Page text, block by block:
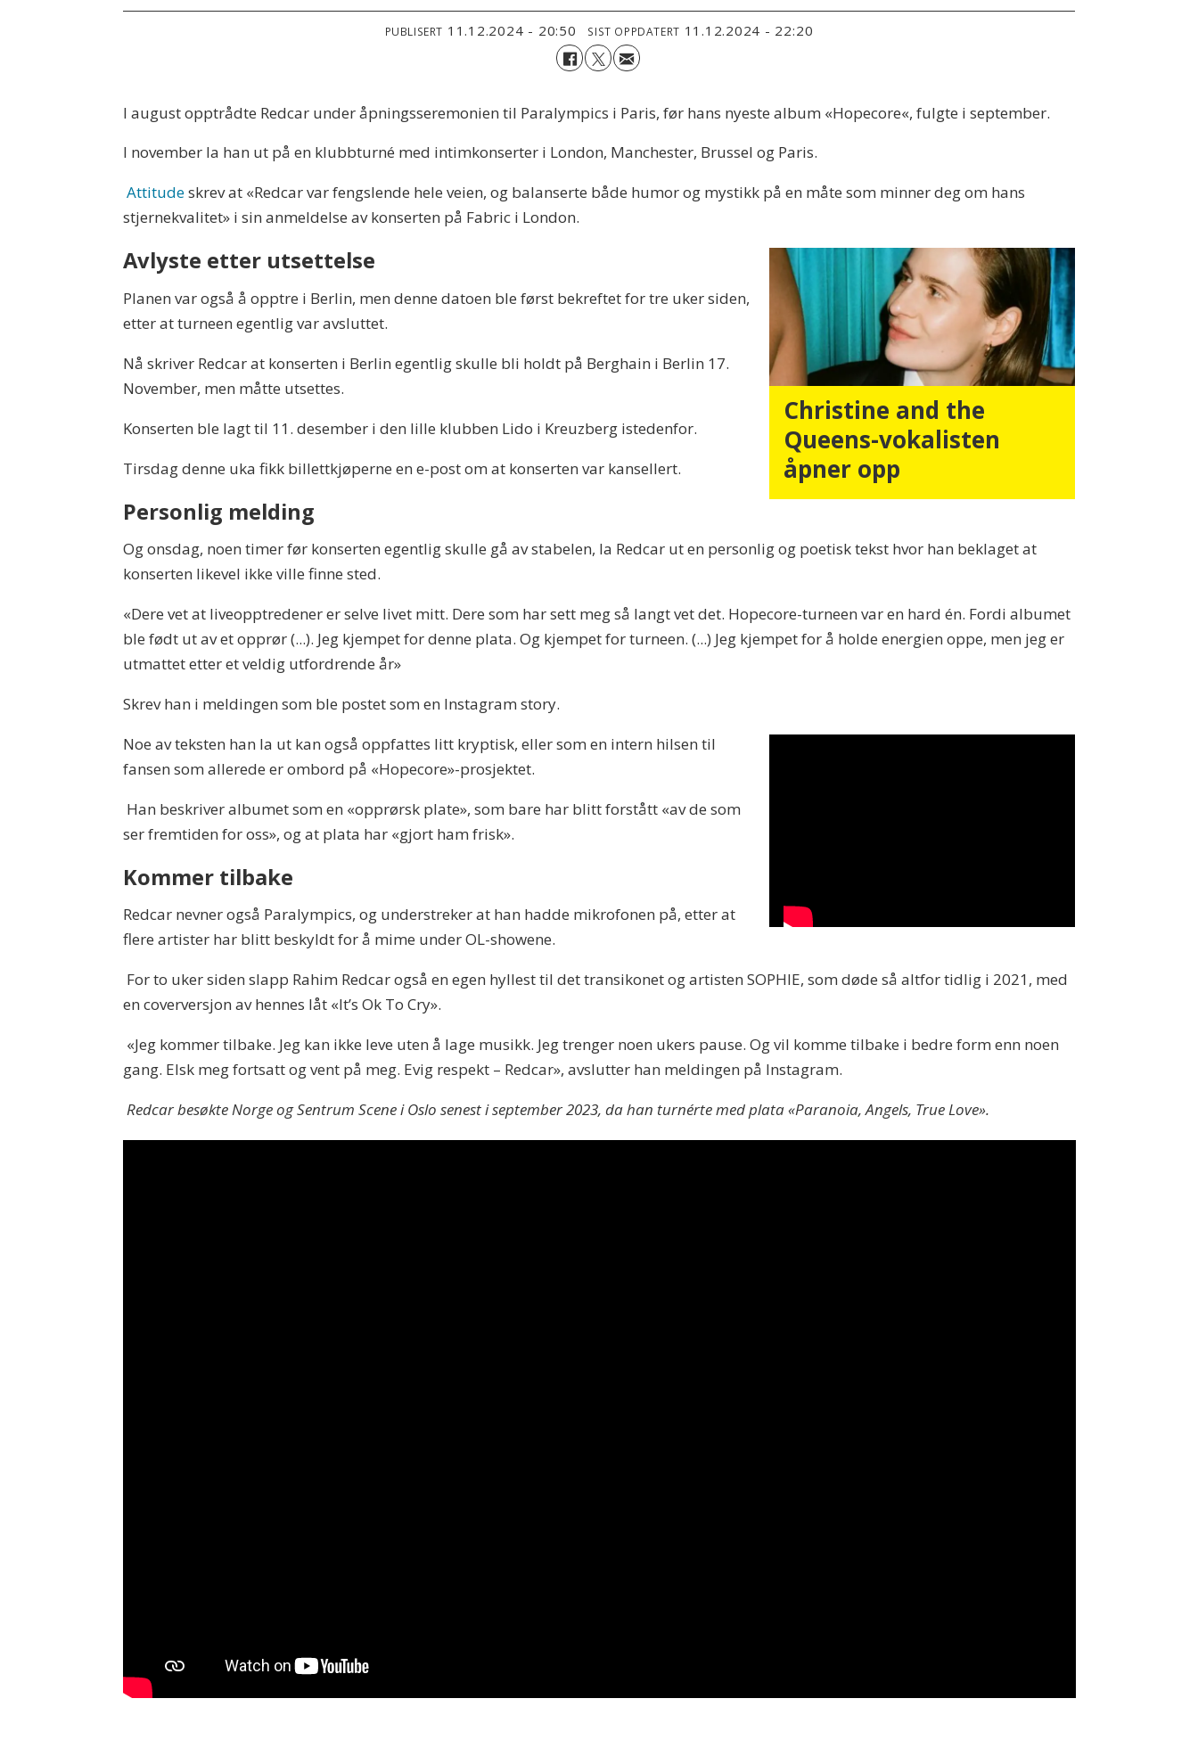
PUBLISERT 11.12.2024 - 20:50 SIST OPPDATERT 11.12.2024 - 22:20
I august opptrådte Redcar under åpningsseremonien til Paralympics i Paris, før hans nyeste album «Hopecore«, fulgte i september.
I november la han ut på en klubbturné med intimkonserter i London, Manchester, Brussel og Paris.
Attitudeskrev at «Redcar var fengslende hele veien, og balanserte både humor og mystikk på en måte som minner deg om hans
stjernekvalitet» i sin anmeldelse av konserten på Fabric i London.
Christine and the
Queens-vokalisten
åpner opp
Avlyste etter utsettelse
Planen var også å opptre i Berlin, men denne datoen ble først bekreftet for tre uker siden,
etter at turneen egentlig var avsluttet.
Nå skriver Redcar at konserten i Berlin egentlig skulle bli holdt på Berghain i Berlin 17.
November, men måtte utsettes.
Konserten ble lagt til 11. desember i den lille klubben Lido i Kreuzberg istedenfor.
Tirsdag denne uka fikk billettkjøperne en e-post om at konserten var kansellert.
Personlig melding
Og onsdag, noen timer før konserten egentlig skulle gå av stabelen, la Redcar ut en personlig og poetisk tekst hvor han beklaget at
konserten likevel ikke ville finne sted.
«Dere vet at liveopptredener er selve livet mitt. Dere som har sett meg så langt vet det. Hopecore-turneen var en hard én. Fordi albumet
ble født ut av et opprør (...). Jeg kjempet for denne plata. Og kjempet for turneen. (...) Jeg kjempet for å holde energien oppe, men jeg er
utmattet etter et veldig utfordrende år»
Skrev han i meldingen som ble postet som en Instagram story.
Noe av teksten han la ut kan også oppfattes litt kryptisk, eller som en intern hilsen til
fansen som allerede er ombord på «Hopecore»-prosjektet.
Han beskriver albumet som en «opprørsk plate», som bare har blitt forstått «av de som
ser fremtiden for oss», og at plata har «gjort ham frisk».
Kommer tilbake
Redcar nevner også Paralympics, og understreker at han hadde mikrofonen på, etter at
flere artister har blitt beskyldt for å mime under OL-showene.
For to uker siden slapp Rahim Redcar også en egen hyllest til det transikonet og artisten SOPHIE, som døde så altfor tidlig i 2021, med
en coverversjon av hennes låt «It’s Ok To Cry».
«Jeg kommer tilbake. Jeg kan ikke leve uten å lage musikk. Jeg trenger noen ukers pause. Og vil komme tilbake i bedre form enn noen
gang. Elsk meg fortsatt og vent på meg. Evig respekt – Redcar», avslutter han meldingen på Instagram.
Redcar besøkte Norge og Sentrum Scene i Oslo senest i september 2023, da han turnérte med plata «Paranoia, Angels, True Love».